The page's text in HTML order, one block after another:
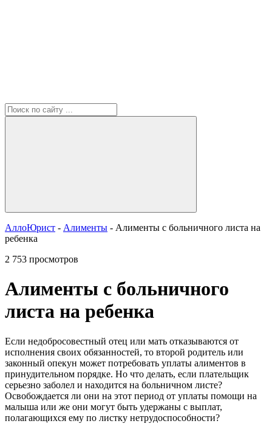
АллоЮрист - Алименты - Алименты с больничного листа на
ребенка
2 753 просмотров
Алименты с больничного
листа на ребенка
Если недобросовестный отец или мать отказываются от
исполнения своих обязанностей, то второй родитель или
законный опекун может потребовать уплаты алиментов в
принудительном порядке. Но что делать, если плательщик
серьезно заболел и находится на больничном листе?
Освобождается ли они на этот период от уплаты помощи на
малыша или же они могут быть удержаны с выплат,
полагающихся ему по листку нетрудоспособности?